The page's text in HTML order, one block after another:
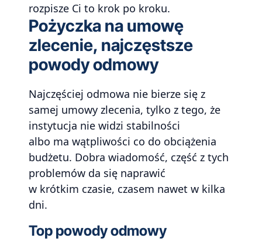
rozpisze Ci to krok po kroku.
Pożyczka na umowę
zlecenie, najczęstsze
powody odmowy
Najczęściej odmowa nie bierze się z
samej umowy zlecenia, tylko z tego, że
instytucja nie widzi stabilności
albo ma wątpliwości co do obciążenia
budżetu. Dobra wiadomość, część z tych
problemów da się naprawić
w krótkim czasie, czasem nawet w kilka
dni.
Top powody odmowy